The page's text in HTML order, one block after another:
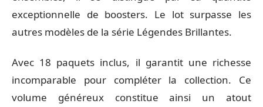
exceptionnelle de boosters. Le lot surpasse les
autres modèles de la série Légendes Brillantes.
Avec 18 paquets inclus, il garantit une richesse
incomparable pour compléter la collection. Ce
volume généreux constitue ainsi un atout